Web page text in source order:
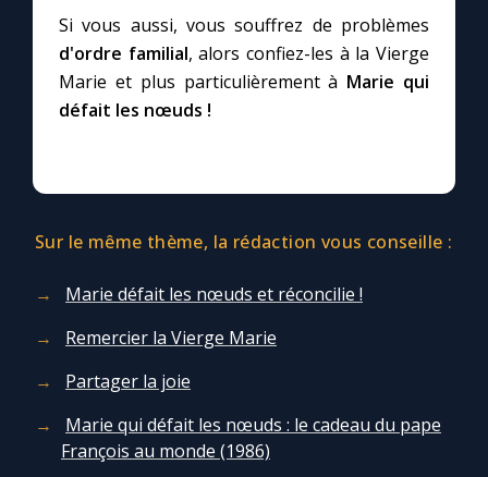
Si vous aussi, vous souffrez de problèmes
d'ordre familial, alors confiez-les à la Vierge
Marie et plus particulièrement à Marie qui
défait les nœuds !
Sur le même thème, la rédaction vous conseille :
Marie défait les nœuds et réconcilie !
Remercier la Vierge Marie
Partager la joie
Marie qui défait les nœuds : le cadeau du pape
François au monde (1986)